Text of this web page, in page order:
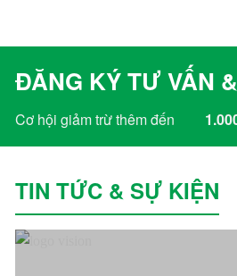
ĐĂNG KÝ TƯ VẤN
Cơ hội giảm trừ thêm đến
TIN TỨC & SỰ KIỆN